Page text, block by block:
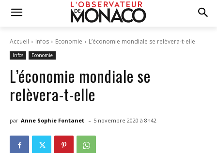
Accueil Infos Economie L’économie mondiale se relèvera-t-elle
Infos Economie
L’économie mondiale se
relèvera-t-elle
par Anne Sophie Fontanet - 5 novembre 2020 à 8h42